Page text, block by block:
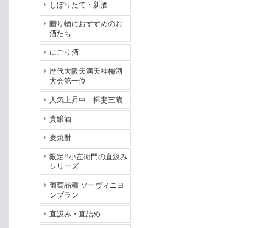
しぼりたて・新酒
贈り物におすすめのお
酒たち
にごり酒
歴代大阪天満天神梅酒
大会第一位
人気上昇中 揖斐三蔵
貴醸酒
麦焼酎
限定!!小左衛門の直汲み
シリーズ
葡萄品種 ソーヴィニヨ
ンブラン
直汲み・直詰め